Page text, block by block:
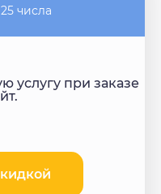
числа
услугу при заказе